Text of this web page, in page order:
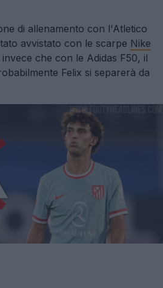
di allenamento con l'Atletico
avvistato con le scarpe Nike
che con le Adidas F50, il
Felix si separerà da